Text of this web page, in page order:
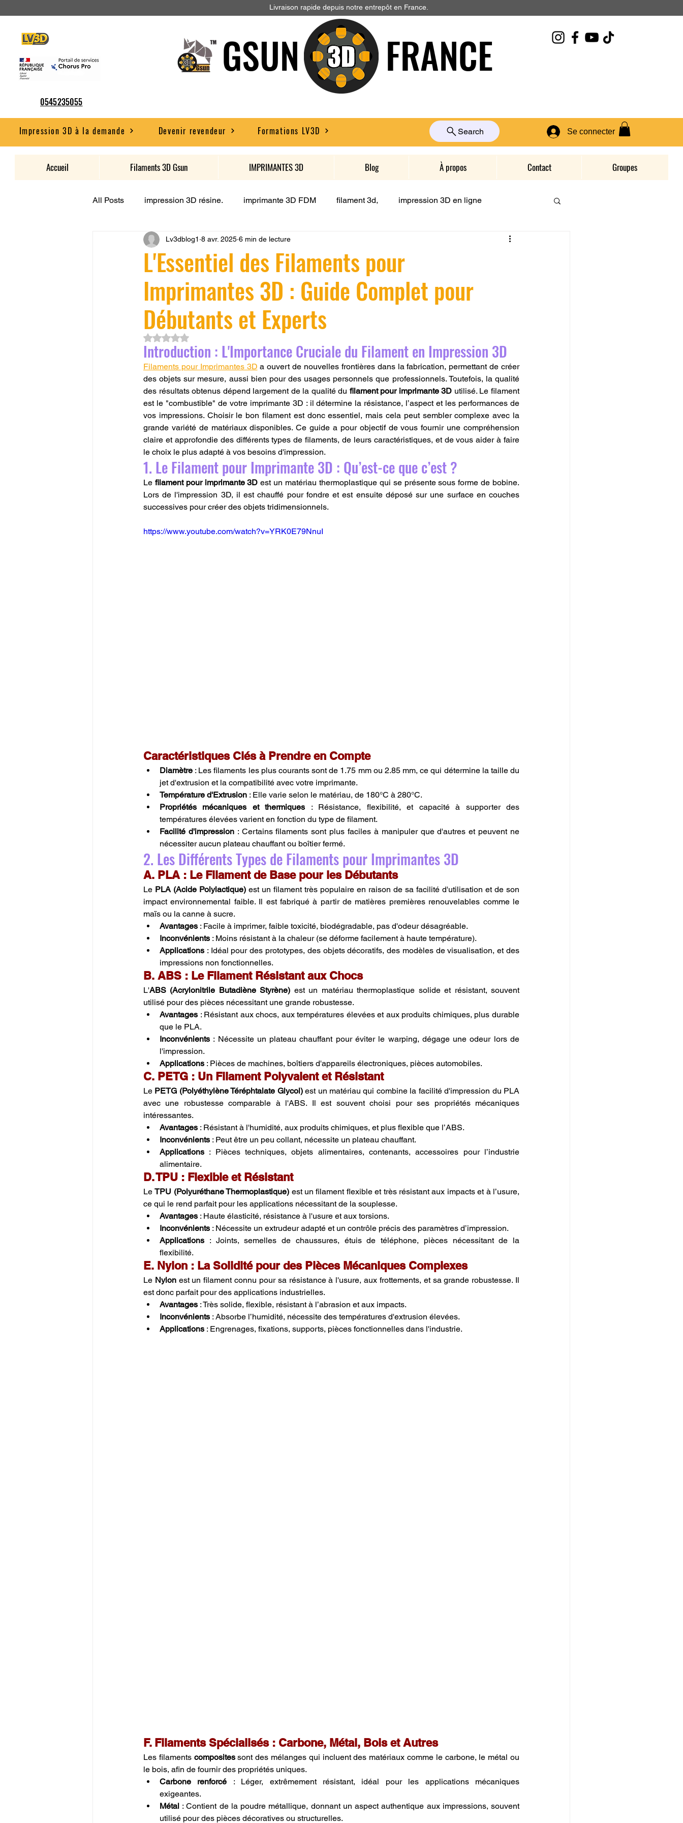
Livraison rapide depuis notre entrepôt en France.
0545235055
GSUN FRANCE
Impression 3D à la demande Devenir revendeur Formations LV3D Se connecter
Search
Accueil Filaments 3D Gsun IMPRIMANTES 3D Blog À propos Contact Groupes
All Posts impression 3D résine. imprimante 3D FDM filament 3d, impression 3D en ligne
CONCESSION LV3D JEU LV3D Formation
SCANNER 3D Formation à l'impression 3D CPF impression 3D à la demande
filament 3D Refaire une piece en 3D Filament PETG
Entretien imprimante 3D postraitement SNAPMAKER CRÉALITY SPARK X I7 CREALITY
Bambu Lab X2D fusion 360 fusion 360 Formation CREALITY PRINT
L'Essentiel des Filaments pour
Imprimantes 3D : Guide Complet pour
Débutants et Experts
Lv3dblog1 8 avr. 2025 6 min de lecture
Noté NaN étoiles sur 5.
Introduction : L'Importance Cruciale du Filament en Impression 3D
Filaments pour Imprimantes 3D a ouvert de nouvelles frontières dans la fabrication, permettant de créer
des objets sur mesure, aussi bien pour des usages personnels que professionnels. Toutefois, la qualité
des résultats obtenus dépend largement de la qualité du filament pour imprimante 3D utilisé. Le filament
est le "combustible" de votre imprimante 3D : il détermine la résistance, l’aspect et les performances de
vos impressions. Choisir le bon filament est donc essentiel, mais cela peut sembler complexe avec la
grande variété de matériaux disponibles. Ce guide a pour objectif de vous fournir une compréhension
claire et approfondie des différents types de filaments, de leurs caractéristiques, et de vous aider à faire
le choix le plus adapté à vos besoins d'impression.
1. Le Filament pour Imprimante 3D : Qu’est-ce que c’est ?
Le filament pour imprimante 3D est un matériau thermoplastique qui se présente sous forme de bobine.
Lors de l'impression 3D, il est chauffé pour fondre et est ensuite déposé sur une surface en couches
successives pour créer des objets tridimensionnels.
https://www.youtube.com/watch?v=YRK0E79NnuI
Caractéristiques Clés à Prendre en Compte
Diamètre : Les filaments les plus courants sont de 1.75 mm ou 2.85 mm, ce qui détermine la taille du
jet d'extrusion et la compatibilité avec votre imprimante.
Température d'Extrusion : Elle varie selon le matériau, de 180°C à 280°C.
Propriétés mécaniques et thermiques : Résistance, flexibilité, et capacité à supporter des
températures élevées varient en fonction du type de filament.
Facilité d'impression : Certains filaments sont plus faciles à manipuler que d'autres et peuvent ne
nécessiter aucun plateau chauffant ou boîtier fermé.
2. Les Différents Types de Filaments pour Imprimantes 3D
A. PLA : Le Filament de Base pour les Débutants
Le PLA (Acide Polylactique) est un filament très populaire en raison de sa facilité d'utilisation et de son
impact environnemental faible. Il est fabriqué à partir de matières premières renouvelables comme le
maïs ou la canne à sucre.
Avantages : Facile à imprimer, faible toxicité, biodégradable, pas d'odeur désagréable.
Inconvénients : Moins résistant à la chaleur (se déforme facilement à haute température).
Applications : Idéal pour des prototypes, des objets décoratifs, des modèles de visualisation, et des
impressions non fonctionnelles.
B. ABS : Le Filament Résistant aux Chocs
L'ABS (Acrylonitrile Butadiène Styrène) est un matériau thermoplastique solide et résistant, souvent
utilisé pour des pièces nécessitant une grande robustesse.
Avantages : Résistant aux chocs, aux températures élevées et aux produits chimiques, plus durable
que le PLA.
Inconvénients : Nécessite un plateau chauffant pour éviter le warping, dégage une odeur lors de
l'impression.
Applications : Pièces de machines, boîtiers d'appareils électroniques, pièces automobiles.
C. PETG : Un Filament Polyvalent et Résistant
Le PETG (Polyéthylène Téréphtalate Glycol) est un matériau qui combine la facilité d'impression du PLA
avec une robustesse comparable à l'ABS. Il est souvent choisi pour ses propriétés mécaniques
intéressantes.
Avantages : Résistant à l'humidité, aux produits chimiques, et plus flexible que l’ABS.
Inconvénients : Peut être un peu collant, nécessite un plateau chauffant.
Applications : Pièces techniques, objets alimentaires, contenants, accessoires pour l’industrie
alimentaire.
D. TPU : Flexible et Résistant
Le TPU (Polyuréthane Thermoplastique) est un filament flexible et très résistant aux impacts et à l’usure,
ce qui le rend parfait pour les applications nécessitant de la souplesse.
Avantages : Haute élasticité, résistance à l'usure et aux torsions.
Inconvénients : Nécessite un extrudeur adapté et un contrôle précis des paramètres d’impression.
Applications : Joints, semelles de chaussures, étuis de téléphone, pièces nécessitant de la
flexibilité.
E. Nylon : La Solidité pour des Pièces Mécaniques Complexes
Le Nylon est un filament connu pour sa résistance à l'usure, aux frottements, et sa grande robustesse. Il
est donc parfait pour des applications industrielles.
Avantages : Très solide, flexible, résistant à l’abrasion et aux impacts.
Inconvénients : Absorbe l’humidité, nécessite des températures d'extrusion élevées.
Applications : Engrenages, fixations, supports, pièces fonctionnelles dans l'industrie.
F. Filaments Spécialisés : Carbone, Métal, Bois et Autres
Les filaments composites sont des mélanges qui incluent des matériaux comme le carbone, le métal ou
le bois, afin de fournir des propriétés uniques.
Carbone renforcé : Léger, extrêmement résistant, idéal pour les applications mécaniques
exigeantes.
Métal : Contient de la poudre métallique, donnant un aspect authentique aux impressions, souvent
utilisé pour des pièces décoratives ou structurelles.